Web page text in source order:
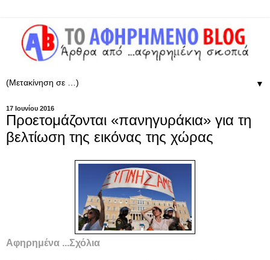
▼
17 Ιουνίου 2016
Προετομάζονται «πανηγυράκια» για τη
βελτίωση της εικόνας της χώρας
Αφηρημένα ...Σχόλια